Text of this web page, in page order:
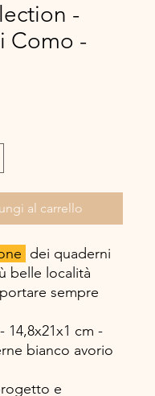
-
Como -
al carrello
dei quaderni
belle località
sempre
14,8x21x1 cm -
bianco avorio
e